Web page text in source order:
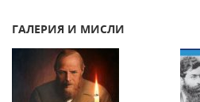
ГАЛЕРИЯ И МИСЛИ